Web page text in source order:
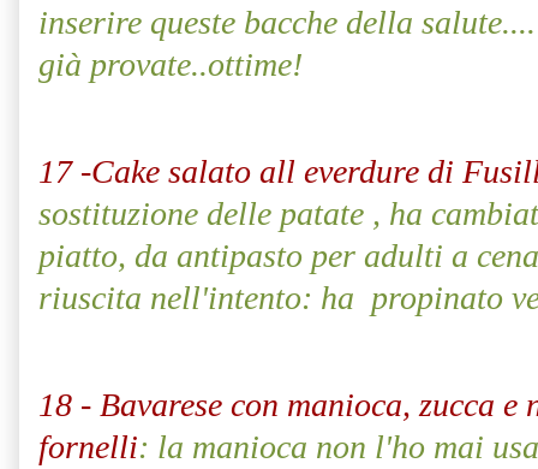
inserire queste bacche della
già provate..ottime!
17 -Cake salato all everdure di
sostituzione delle patate , ha
piatto, da antipasto per adulti a
riuscita nell'intento: ha propinato
18 - Bavarese con manioca, zucca
fornelli: la manioca non l'ho mai